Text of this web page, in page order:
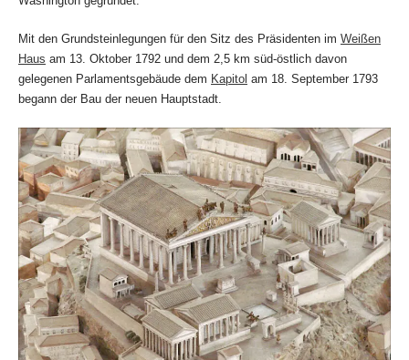
Mit den Grundsteinlegungen für den Sitz des Präsidenten im Weißen
Haus am 13. Oktober 1792 und dem 2,5 km süd-östlich davon
gelegenen Parlamentsgebäude dem Kapitol am 18. September 1793
begann der Bau der neuen Hauptstadt.